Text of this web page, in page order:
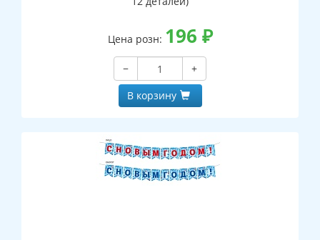
Цена розн: 196 ₽
−
+
В корзину